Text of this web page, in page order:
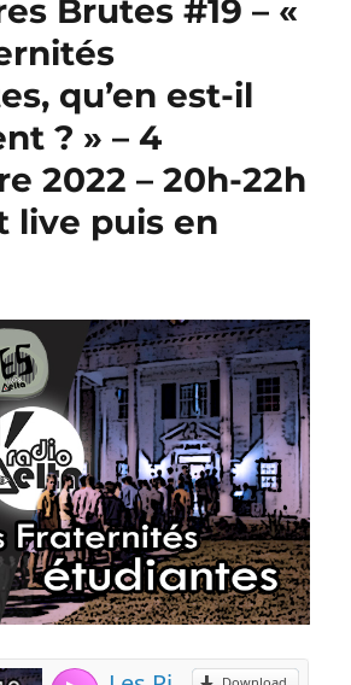
Brutes #19 – «
qu’en est-il
? » – 4
2022 – 20h-22h
live puis en